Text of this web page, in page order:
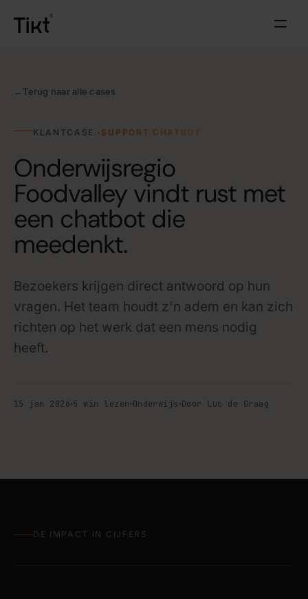
← Terug naar alle cases
KLANTCASE · SUPPORT CHATBOT
Onderwijsregio
Foodvalley vindt rust met
een chatbot die
meedenkt.
Bezoekers krijgen direct antwoord op hun
vragen. Het team houdt z'n adem en kan zich
richten op het werk dat een mens nodig
heeft.
15 jan 2026 5 min lezen Onderwijs Door Luc de Graag
DE IMPACT IN CIJFERS